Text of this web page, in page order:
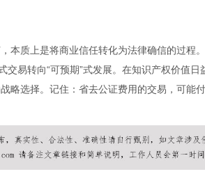
本质上是将商业信任转化为法律确信的过程
交易转向“可预期”式发展。在知识产权价值
略选择。记住：省去公证费用的交易，可能